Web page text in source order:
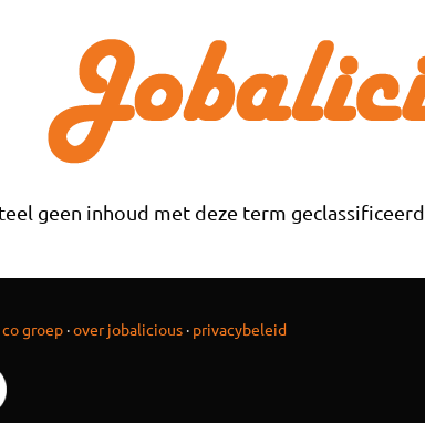
geen inhoud met deze term geclassificeerd.
groep·over jobalicious· privacybeleid